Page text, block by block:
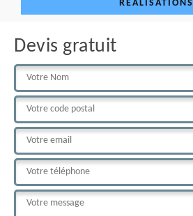
RÉALISATIONS
Devis gratuit